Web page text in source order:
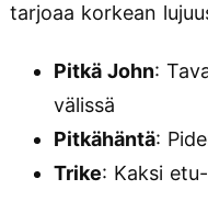
tarjoaa korkean
Pitkä John:
välissä
Pitkähäntä:
Trike: Kaksi